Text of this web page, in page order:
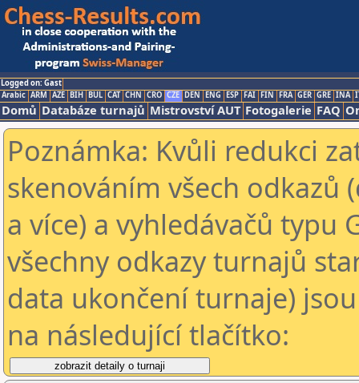
Logged on: Gast
Arabic ARM AZE BIH BUL CAT CHN CRO CZE DEN ENG ESP FAI FIN FRA GER GRE INA
Domů Databáze turnajů Mistrovství AUT Fotogalerie FAQ
Poznámka: Kvůli redukci
skenováním všech odkazů
a více) a vyhledávačů typu
všechny odkazy turnajů
data ukončení turnaje)
na následující tlačítko: